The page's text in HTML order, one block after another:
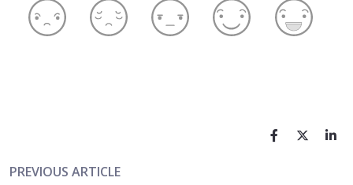
PREVIOUS ARTICLE